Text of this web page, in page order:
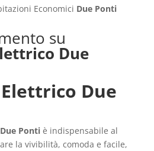
Economici Due Ponti
su
Due
Due
Pontiè indispensabile al
la vivibilità, comoda e facile,